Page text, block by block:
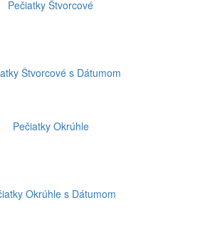
Pečiatky Štvorcové
Štvorcové s Dátumom
Pečiatky Okrúhle
Okrúhle s Dátumom